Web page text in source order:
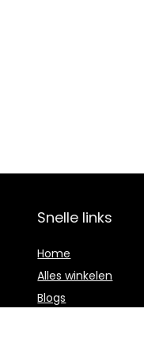
Snelle links
Home
Alles winkelen
Blogs